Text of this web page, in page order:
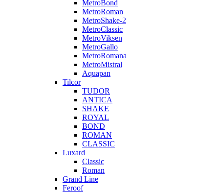
MetroBond
MetroRoman
MetroShake-2
MetroClassic
MetroViksen
MetroGallo
MetroRomana
MetroMistral
Aquapan
Tilcor
TUDOR
ANTICA
SHAKE
ROYAL
BOND
ROMAN
CLASSIC
Luxard
Classic
Roman
Grand Line
Feroof